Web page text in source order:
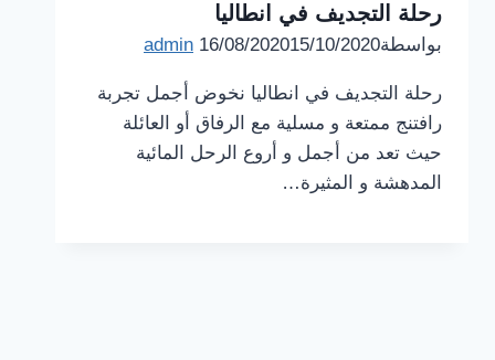
رحلة التجديف في انطاليا
بواسطة admin 16/08/202015/10/2020
رحلة التجديف في انطاليا نخوض أجمل تجربة
رافتنج ممتعة و مسلية مع الرفاق أو العائلة
حيث تعد من أجمل و أروع الرحل المائية
المدهشة و المثيرة…